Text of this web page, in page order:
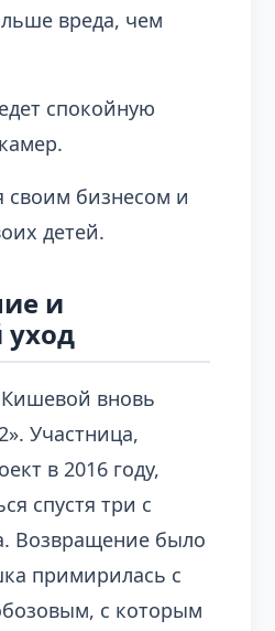
вреда, чем
спокойную
своим бизнесом и
детей.
и
вновь
Участница,
в 2016 году,
спустя три с
Возвращение было
примирилась с
с которым